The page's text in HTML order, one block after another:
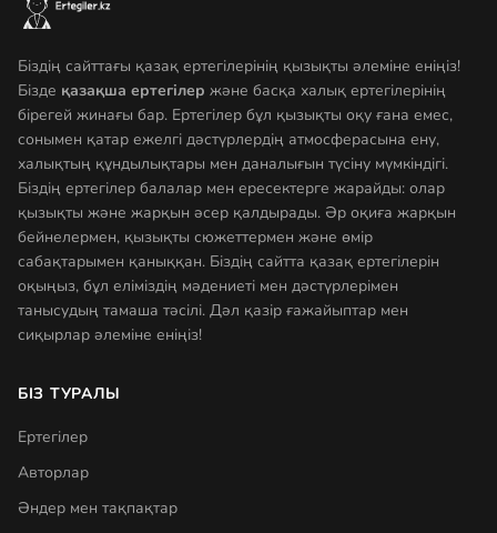
Біздің сайттағы қазақ ертегілерінің қызықты әлеміне еніңіз!
Бізде қазақша ертегілер және басқа халық ертегілерінің
бірегей жинағы бар. Ертегілер бұл қызықты оқу ғана емес,
сонымен қатар ежелгі дәстүрлердің атмосферасына ену,
халықтың құндылықтары мен даналығын түсіну мүмкіндігі.
Біздің ертегілер балалар мен ересектерге жарайды: олар
қызықты және жарқын әсер қалдырады. Әр оқиға жарқын
бейнелермен, қызықты сюжеттермен және өмір
сабақтарымен қаныққан. Біздің сайтта қазақ ертегілерін
оқыңыз, бұл еліміздің мәдениеті мен дәстүрлерімен
танысудың тамаша тәсілі. Дәл қазір ғажайыптар мен
сиқырлар әлеміне еніңіз!
БІЗ ТУРАЛЫ
Ертегілер
Авторлар
Әндер мен тақпақтар